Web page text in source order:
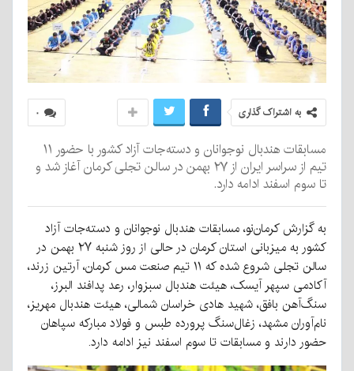
۰ به اشتراک گذاری
مسابقات هندبال نوجوانان و دسته‌جات آزاد کشور با حضور ۱۱
تیم از سراسر ایران از ۲۷ بهمن در سالن تجلی کرمان آغاز شد و
تا سوم اسفند ادامه دارد.
به گزارش کرمان‌نو، مسابقات هندبال نوجوانان و دسته‌جات آزاد
کشور به میزبانی استان کرمان در حالی از روز شنبه ۲۷ بهمن در
سالن تجلی شروع شده که ۱۱ تیم صنعت مس کرمان، آرتین زرند،
آکادمی سپهر آیسک، هیئت هندبال سبزوار، رعد پدافند البرز،
سنگ‌آهن بافق، شهید هادی خراسان شمالی، هیئت هندبال مهریز،
نام‌آوران مشهد، زغال‌سنگ پرورده طبس و فولاد مبارکه سپاهان
حضور دارند و مسابقات تا سوم اسفند نیز ادامه دارد.